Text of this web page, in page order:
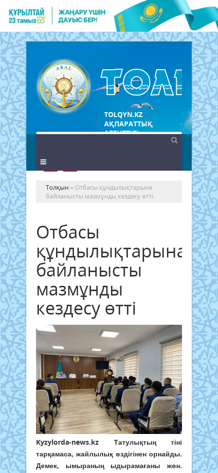
TOLQYN.KZ
АҚПАРАТТЫҚ
АГЕНТТІГІ
Толқын » Отбасы құндылықтарына
байланысты мазмұнды кездесу өтті
Отбасы
құндылықтарына
байланысты
мазмұнды
кездесу өтті
Kyzylorda-news.kz
Татулықтың тіні
тарқамаса, жайлылық өздігінен орнайды.
Демек, ымыраның ыдырамағаны жөн.